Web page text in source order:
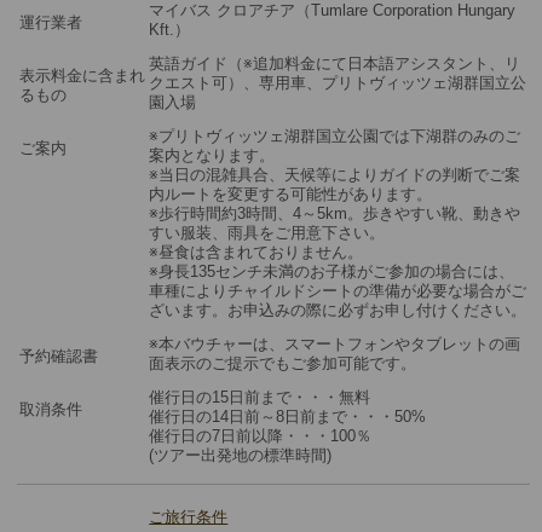
運行業者
マイバス クロアチア（Tumlare Corporation Hungary
Kft.）
表示料金に含まれ
るもの
英語ガイド（※追加料金にて日本語アシスタント、リ
クエスト可）、専用車、プリトヴィッツェ湖群国立公
園入場
ご案内
※プリトヴィッツェ湖群国立公園では下湖群のみのご
案内となります。
※当日の混雑具合、天候等によりガイドの判断でご案
内ルートを変更する可能性があります。
※歩行時間約3時間、4～5km。歩きやすい靴、動きや
すい服装、雨具をご用意下さい。
※昼食は含まれておりません。
※身長135センチ未満のお子様がご参加の場合には、
車種によりチャイルドシートの準備が必要な場合がご
ざいます。お申込みの際に必ずお申し付けください。
予約確認書
※本バウチャーは、スマートフォンやタブレットの画
面表示のご提示でもご参加可能です。
取消条件
催行日の15日前まで・・・無料
催行日の14日前～8日前まで・・・50%
催行日の7日前以降・・・100％
(ツアー出発地の標準時間)
ご旅行条件